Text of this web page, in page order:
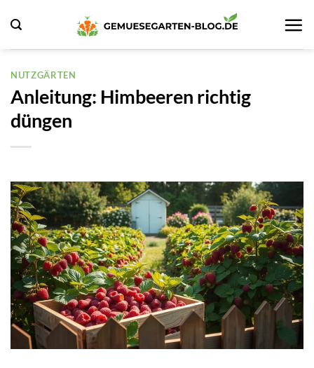
Inhalt
springen
NUTZGÄRTEN
Anleitung: Himbeeren richtig
düngen